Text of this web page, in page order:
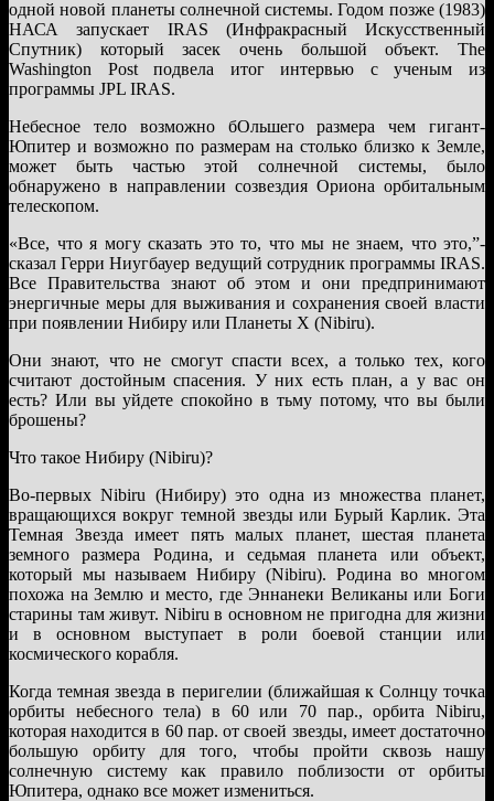
одной новой планеты солнечной системы. Годом позже (1983)
НАСА запускает IRAS (Инфракрасный Искусственный
Спутник) который засек очень большой объект. The
Washington Post подвела итог интервью с ученым из
программы JPL IRAS.
Небесное тело возможно бОльшего размера чем гигант-
Юпитер и возможно по размерам на столько близко к Земле,
может быть частью этой солнечной системы, было
обнаружено в направлении созвездия Ориона орбитальным
телескопом.
«Все, что я могу сказать это то, что мы не знаем, что это,”-
сказал Герри Ниугбауер ведущий сотрудник программы IRAS.
Все Правительства знают об этом и они предпринимают
энергичные меры для выживания и сохранения своей власти
при появлении Нибиру или Планеты Х (Nibiru).
Они знают, что не смогут спасти всех, а только тех, кого
считают достойным спасения. У них есть план, а у вас он
есть? Или вы уйдете спокойно в тьму потому, что вы были
брошены?
Что такое Нибиру (Nibiru)?
Во-первых Nibiru (Нибиру) это одна из множества планет,
вращающихся вокруг темной звезды или Бурый Карлик. Эта
Темная Звезда имеет пять малых планет, шестая планета
земного размера Родина, и седьмая планета или объект,
который мы называем Нибиру (Nibiru). Родина во многом
похожа на Землю и место, где Эннанеки Великаны или Боги
старины там живут. Nibiru в основном не пригодна для жизни
и в основном выступает в роли боевой станции или
космического корабля.
Когда темная звезда в перигелии (ближайшая к Солнцу точка
орбиты небесного тела) в 60 или 70 пар., орбита Nibiru,
которая находится в 60 пар. от своей звезды, имеет достаточно
большую орбиту для того, чтобы пройти сквозь нашу
солнечную систему как правило поблизости от орбиты
Юпитера, однако все может измениться.